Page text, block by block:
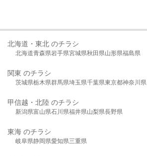
北海道・東北 のチラシ
北海道青森県岩手県宮城県秋田県山形県福島県
関東 のチラシ
茨城県栃木県群馬県埼玉県千葉県東京都神奈川県
甲信越・北陸 のチラシ
新潟県富山県石川県福井県山梨県長野県
東海 のチラシ
岐阜県静岡県愛知県三重県